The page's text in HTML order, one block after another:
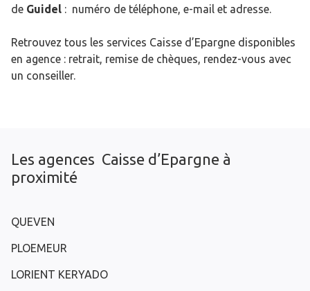
de Guidel : numéro de téléphone, e-mail et adresse.
Retrouvez tous les services Caisse d’Epargne disponibles
en agence : retrait, remise de chèques, rendez-vous avec
un conseiller.
Les agences Caisse d’Epargne à
proximité
QUEVEN
PLOEMEUR
LORIENT KERYADO